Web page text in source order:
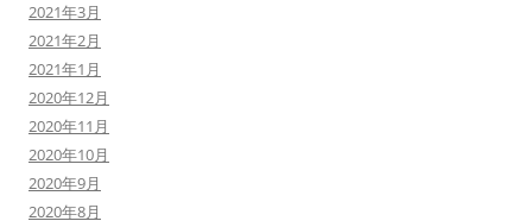
2021年3月
2021年2月
2021年1月
2020年12月
2020年11月
2020年10月
2020年9月
2020年8月